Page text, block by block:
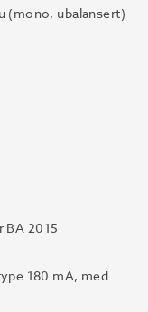
(mono, ubalansert)
BA 2015
180 mA, med